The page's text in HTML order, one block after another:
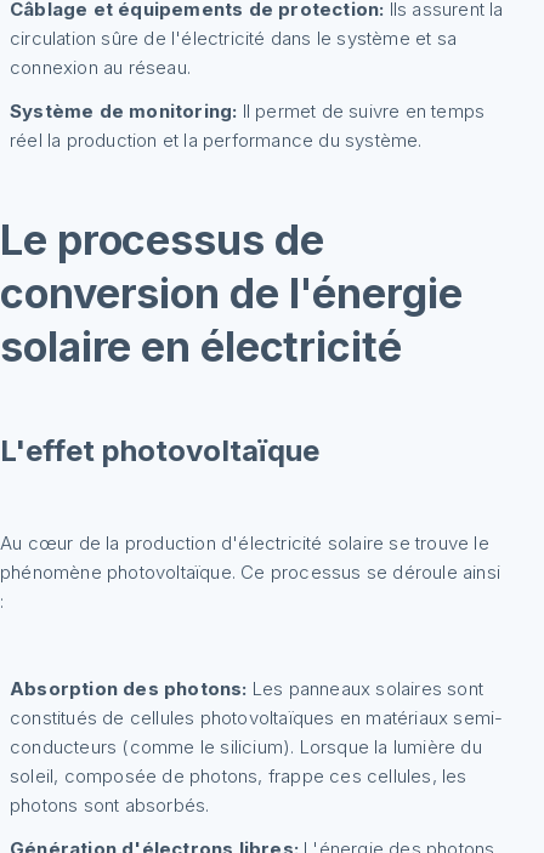
Câblage et équipements de protection: Ils assurent la
circulation sûre de l'électricité dans le système et sa
connexion au réseau.
Système de monitoring: Il permet de suivre en temps
réel la production et la performance du système.
Le processus de
conversion de l'énergie
solaire en électricité
L'effet photovoltaïque
Au cœur de la production d'électricité solaire se trouve le
phénomène photovoltaïque. Ce processus se déroule ainsi
:
Absorption des photons: Les panneaux solaires sont
constitués de cellules photovoltaïques en matériaux semi-
conducteurs (comme le silicium). Lorsque la lumière du
soleil, composée de photons, frappe ces cellules, les
photons sont absorbés.
Génération d'électrons libres: L'énergie des photons